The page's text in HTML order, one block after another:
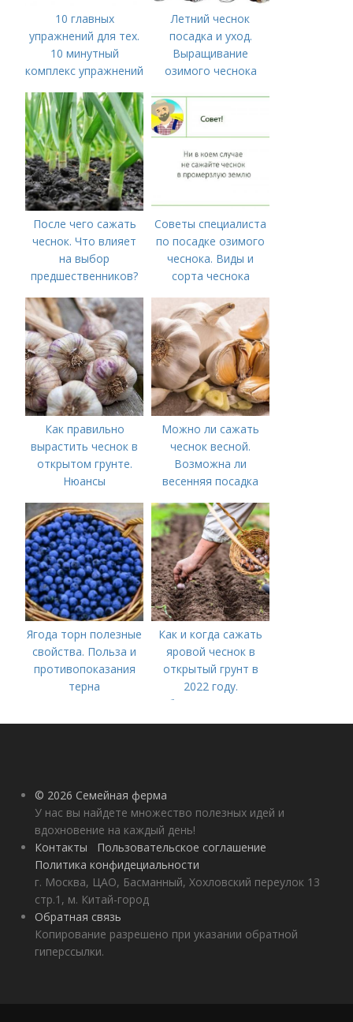
10 главных
упражнений для тех.
10 минутный
комплекс упражнений
времени на спорт
Летний чеснок
посадка и уход.
Выращивание
озимого чеснока
После чего сажать
чеснок. Что влияет
на выбор
предшественников?
Советы специалиста
по посадке озимого
чеснока. Виды и
сорта чеснока
Как правильно
вырастить чеснок в
открытом грунте.
Нюансы
озимого чеснока
Можно ли сажать
чеснок весной.
Возможна ли
весенняя посадка
лучше делать
Ягода торн полезные
свойства. Польза и
противопоказания
терна
Как и когда сажать
яровой чеснок в
открытый грунт в
2022 году.
Добавление статьи в
новую подборку
© 2026 Семейная ферма
У нас вы найдете множество полезных идей и
вдохновение на каждый день!
Контакты
Пользовательское соглашение
Политика конфидециальности
г. Москва, ЦАО, Басманный, Хохловский переулок 13
стр.1, м. Китай-город
Обратная связь
Копирование разрешено при указании обратной
гиперссылки.